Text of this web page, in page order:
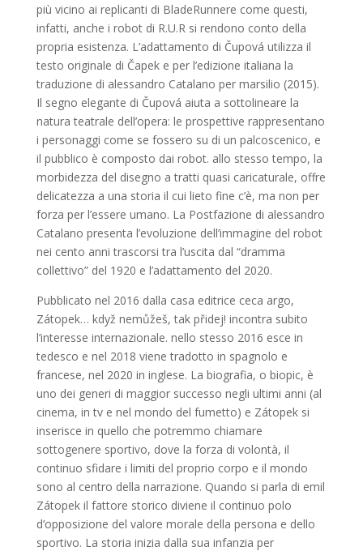
più vicino ai replicanti di BladeRunnere come questi,
infatti, anche i robot di R.U.R si rendono conto della
propria esistenza. L’adattamento di Čupová utilizza il
testo originale di Čapek e per l’edizione italiana la
traduzione di alessandro Catalano per marsilio (2015).
Il segno elegante di Čupová aiuta a sottolineare la
natura teatrale dell’opera: le prospettive rappresentano
i personaggi come se fossero su di un palcoscenico, e
il pubblico è composto dai robot. allo stesso tempo, la
morbidezza del disegno a tratti quasi caricaturale, offre
delicatezza a una storia il cui lieto fine c’è, ma non per
forza per l’essere umano. La Postfazione di alessandro
Catalano presenta l’evoluzione dell’immagine del robot
nei cento anni trascorsi tra l’uscita dal “dramma
collettivo” del 1920 e l’adattamento del 2020.
Pubblicato nel 2016 dalla casa editrice ceca argo,
Zátopek… když nemůžeš, tak přidej! incontra subito
l’interesse internazionale. nello stesso 2016 esce in
tedesco e nel 2018 viene tradotto in spagnolo e
francese, nel 2020 in inglese. La biografia, o biopic, è
uno dei generi di maggior successo negli ultimi anni (al
cinema, in tv e nel mondo del fumetto) e Zátopek si
inserisce in quello che potremmo chiamare
sottogenere sportivo, dove la forza di volontà, il
continuo sfidare i limiti del proprio corpo e il mondo
sono al centro della narrazione. Quando si parla di emil
Zátopek il fattore storico diviene il continuo polo
d’opposizione del valore morale della persona e dello
sportivo. La storia inizia dalla sua infanzia per